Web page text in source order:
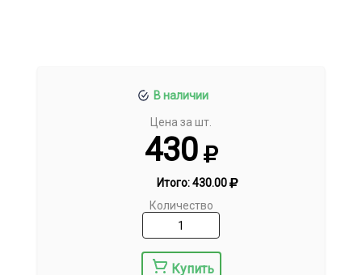
В наличии
Цена за шт.
430
Итого:430.00
Количество
Купить